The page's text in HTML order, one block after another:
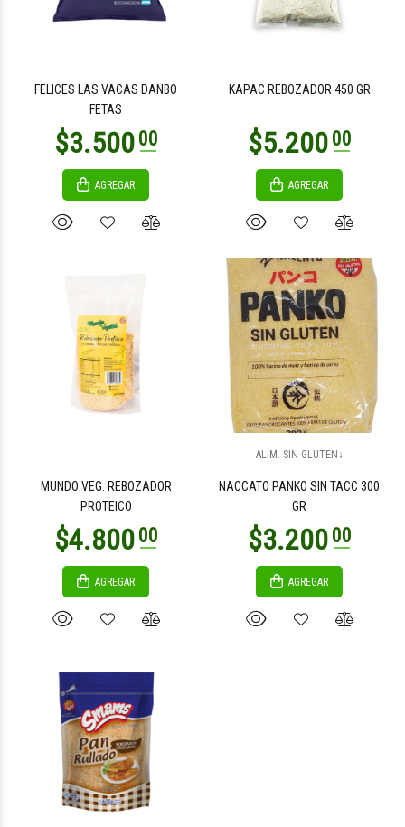
FELICES LAS VACAS DANBO
FETAS
AGREGAR
KAPAC REBOZADOR 450 GR
AGREGAR
MUNDO VEG. REBOZADOR
PROTEICO
AGREGAR
ALIM. SIN GLUTEN↓
NACCATO PANKO SIN TACC 300
GR
AGREGAR